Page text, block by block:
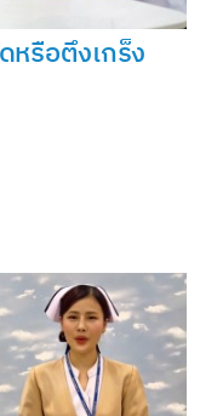
รือตึงเกร็ง